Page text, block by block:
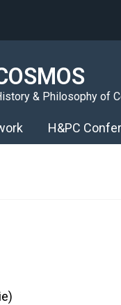
& Philosophy of
H&PC